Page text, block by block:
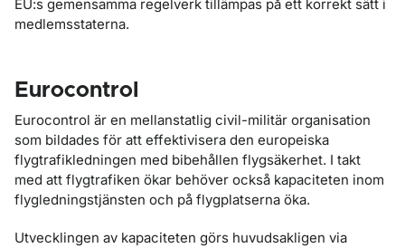
EU:s gemensamma regelverk tillämpas på ett korrekt sätt i
medlemsstaterna.
Eurocontrol
Eurocontrol är en mellanstatlig civil-militär organisation
som bildades för att effektivisera den europeiska
flygtrafikledningen med bibehållen flygsäkerhet. I takt
med att flygtrafiken ökar behöver också kapaciteten inom
flygledningstjänsten och på flygplatserna öka.
Utvecklingen av kapaciteten görs huvudsakligen via